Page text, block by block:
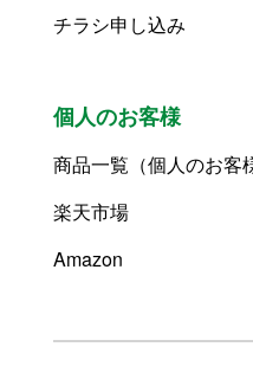
チラシ申し込み
個人のお客様
商品一覧（個人のお客
楽天市場
Amazon